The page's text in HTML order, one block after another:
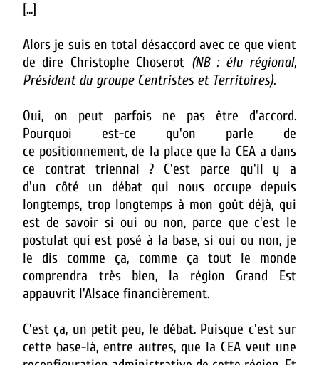
[...]
Alors je suis en total désaccord avec ce que vient
de dire Christophe Choserot (NB : élu régional,
Président du groupe Centristes et Territoires).
Oui, on peut parfois ne pas être d'accord.
Pourquoi est-ce qu'on parle de
ce positionnement, de la place que la CEA a dans
ce contrat triennal ? C'est parce qu'il y a
d'un côté un débat qui nous occupe depuis
longtemps, trop longtemps à mon goût déjà, qui
est de savoir si oui ou non, parce que c'est le
postulat qui est posé à la base, si oui ou non, je
le dis comme ça, comme ça tout le monde
comprendra très bien, la région Grand Est
appauvrit l'Alsace financièrement.
C'est ça, un petit peu, le débat. Puisque c'est sur
cette base-là, entre autres, que la CEA veut une